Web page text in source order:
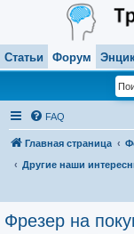
Статьи Форум
FAQ
Главная страница
Другие наши
Фрезер на